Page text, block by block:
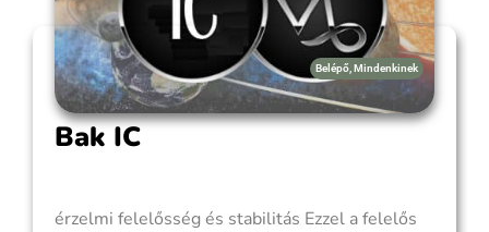
Belépő Mindenkinek
Bak IC
érzelmi felelősség és stabilitás Ezzel a felelős